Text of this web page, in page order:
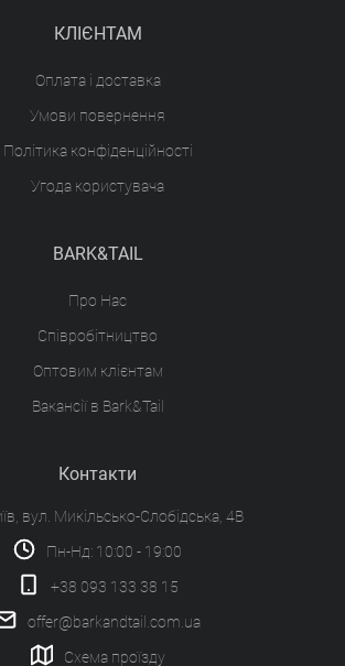
КЛІЄНТАМ
Оплата і доставка
Умови повернення
Політика конфіденційності
Угода користувача
BARK&TAIL
Про Нас
Співробітництво
Оптовим клієнтам
Вакансії в Bark&Tail
Контакти
вул. Микільсько-Слобідська, 4В
Пн-Нд: 10:00 - 19:00
+38 093 133 38 15
offer@barkandtail.com.ua
Схема проїзду